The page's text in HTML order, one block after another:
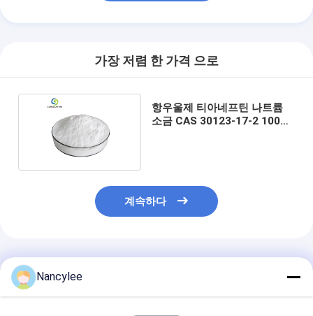
가장 저렴 한 가격 으로
항우울제 티아네프틴 나트륨
소금 CAS 30123-17-2 100%
계속하다
추천된 제품
Nancylee